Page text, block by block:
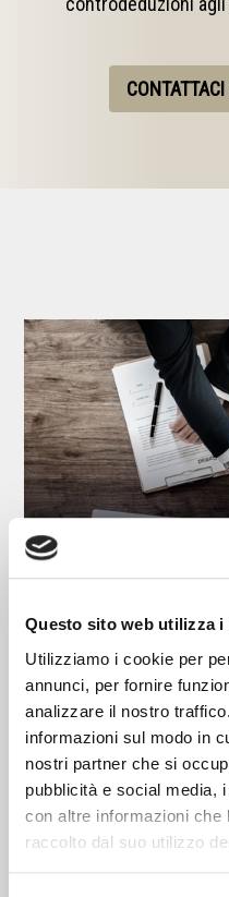
Questo sito web utilizza i
Utilizziamo i cookie per
annunci, per fornire
analizzare il nostro
informazioni sul modo in
nostri partner che si
pubblicità e social media,
con altre informazioni che
raccolto dal suo utilizzo
Consulenza